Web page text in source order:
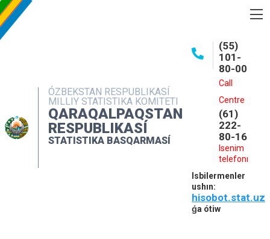
ÓZBEKSTAN RESPUBLIKASÍ
MILLIY STATISTIKA KOMITETI
QARAQALPAQSTAN
RESPUBLIKASÍ
STATISTIKA BASQARMASÍ
(55)
101-
80-00
Call
Centre
(61)
222-
80-16
Isenim
telefonı
Isbilermenler
ushın:
hisobot.stat.uz
ǵa ótiw
INTERAKTIV XIZMETLER
MÁLIMLEME XIZMETI
MÚRÁJAATLAR